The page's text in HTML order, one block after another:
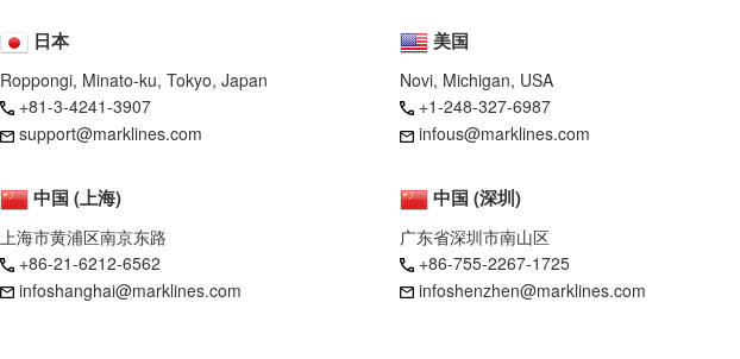
日本
Roppongi, Minato-ku, Tokyo, Japan
+81-3-4241-3907
support@marklines.com
美国
Novi, Michigan, USA
+1-248-327-6987
infous@marklines.com
中国 (上海)
上海市黄浦区南京东路
+86-21-6212-6562
infoshanghai@marklines.com
中国 (深圳)
广东省深圳市南山区
+86-755-2267-1725
infoshenzhen@marklines.com